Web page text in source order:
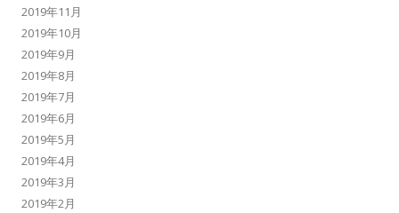
2019年11月
2019年10月
2019年9月
2019年8月
2019年7月
2019年6月
2019年5月
2019年4月
2019年3月
2019年2月